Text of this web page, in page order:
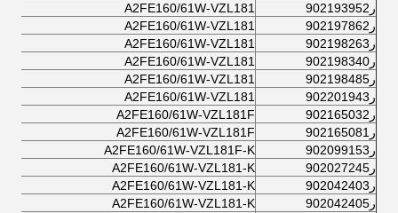
ر902193952
A2FE160/61W-VZL181
ر902197862
A2FE160/61W-VZL181
ر902198263
A2FE160/61W-VZL181
ر902198340
A2FE160/61W-VZL181
ر902198485
A2FE160/61W-VZL181
ر902201943
A2FE160/61W-VZL181
ر902165032
A2FE160/61W-VZL181F
ر902165081
A2FE160/61W-VZL181F
ر902099153
A2FE160/61W-VZL181F-K
ر902027245
A2FE160/61W-VZL181-K
ر902042403
A2FE160/61W-VZL181-K
ر902042405
A2FE160/61W-VZL181-K